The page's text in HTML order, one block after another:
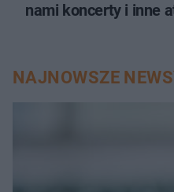
nami koncerty i inne
NAJNOWSZE